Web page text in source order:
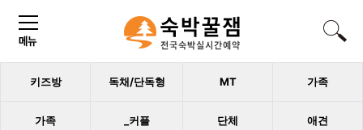
키즈방 독채/단독형 MT 가족
가족 _커플 단체 애견